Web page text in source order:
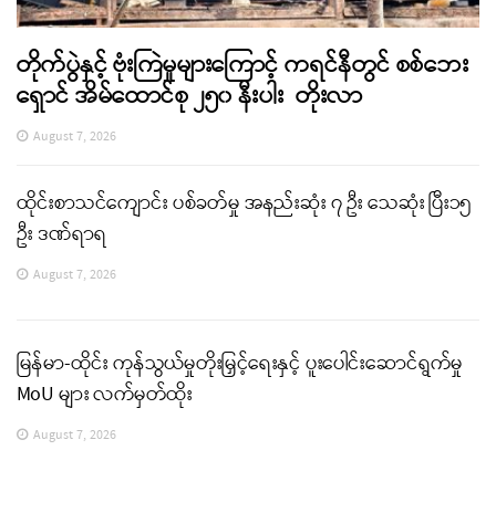
တိုက်ပွဲနှင့် ဗုံးကြဲမှုများကြောင့် ကရင်နီတွင် စစ်ဘေး
ရှောင် အိမ်ထောင်စု ၂၅၀ နီးပါး တိုးလာ
August 7, 2026
ထိုင်းစာသင်ကျောင်း ပစ်ခတ်မှု အနည်းဆုံး ၇ ဦး သေဆုံး ပြီး၁၅
ဦး ဒဏ်ရာရ
August 7, 2026
မြန်မာ-ထိုင်း ကုန်သွယ်မှုတိုးမြှင့်ရေးနှင့် ပူးပေါင်းဆောင်ရွက်မှု
MoU များ လက်မှတ်ထိုး
August 7, 2026